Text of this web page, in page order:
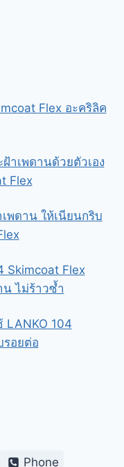
Flex อะคริลิค
าเพดานด้วยตัวเอง
Flex
พดาน ให้เนียนกริบ
Skimcoat Flex
ไม่ร้าวซ้ำ
LANKO 104
รอยต่อ
Phone